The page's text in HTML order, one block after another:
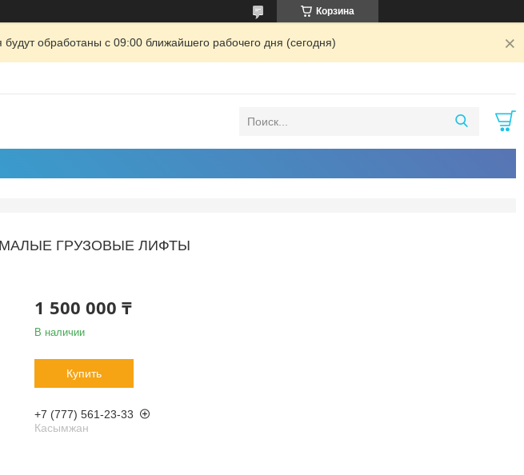
Корзина
обработаны с 09:00 ближайшего рабочего дня (сегодня)
МАЛЫЕ ГРУЗОВЫЕ ЛИФТЫ
1 500 000 ₸
В наличии
Купить
+7 (777) 561-23-33
Касымжан